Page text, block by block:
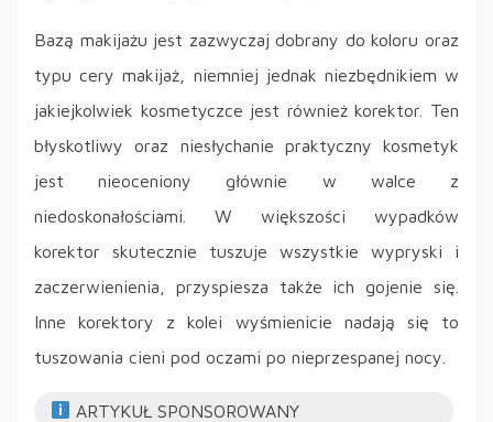
Bazą makijażu jest zazwyczaj dobrany do koloru oraz
typu cery makijaż, niemniej jednak niezbędnikiem w
jakiejkolwiek kosmetyczce jest również korektor. Ten
błyskotliwy oraz niesłychanie praktyczny kosmetyk
jest nieoceniony głównie w walce z
niedoskonałościami. W większości wypadków
korektor skutecznie tuszuje wszystkie wypryski i
zaczerwienienia, przyspiesza także ich gojenie się.
Inne korektory z kolei wyśmienicie nadają się to
tuszowania cieni pod oczami po nieprzespanej nocy.
ARTYKUŁ SPONSOROWANY